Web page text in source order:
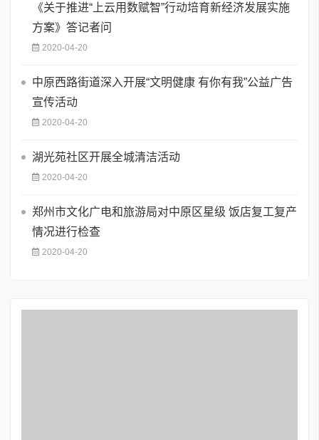
《关于推进“上云用数赋智”行动培育新经济发展实施
方案》答记者问
2020-04-20
中原西路街道深入开展“文明健康 有你有我”公益广告
宣传活动
2020-04-20
湖光苑社区开展全城清洁活动
2020-04-20
郑州市文化广电和旅游局对中原区星级 饭店复工复产
情况进行检查
2020-04-20